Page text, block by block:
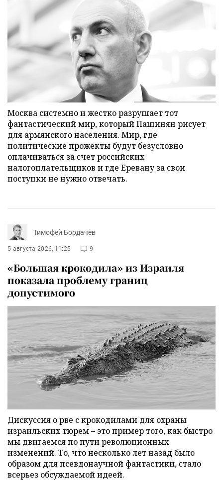
Москва системно и жестко разрушает тот
фантастический мир, который Пашинян рисует
для армянского населения. Мир, где
политические прожекты будут безусловно
оплачиваться за счет российских
налогоплательщиков и где Еревану за свои
поступки не нужно отвечать.
Тимофей Бордачёв
5 августа 2026, 11:25 9
«Большая крокодила» из Израиля
показала проблему границ
допустимого
Дискуссия о рве с крокодилами для охраны
израильских тюрем – это пример того, как быстро
мы двигаемся по пути революционных
изменений. То, что несколько лет назад было
образом для псевдонаучной фантастики, стало
всерьез обсуждаемой идеей.